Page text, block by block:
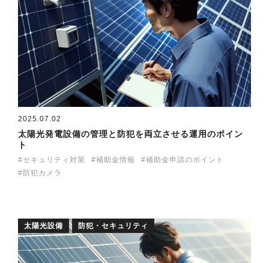
2025.07.02
太陽光発電設備の管理と防犯を両立させる運用のポイン
ト
セキュリティ対策 補助金情報
補助金申請のポイント
防犯カメラ
太陽光設備 防犯・セキュリティ